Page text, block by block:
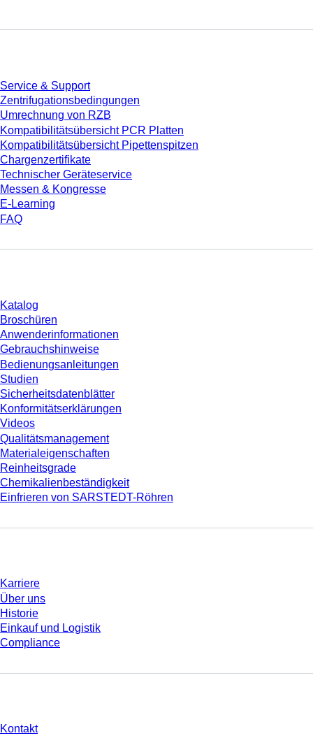
Service & Support
Zentrifugationsbedingungen
Umrechnung von RZB
Kompatibilitätsübersicht PCR Platten
Kompatibilitätsübersicht Pipettenspitzen
Chargenzertifikate
Technischer Geräteservice
Messen & Kongresse
E-Learning
FAQ
Katalog
Broschüren
Anwenderinformationen
Gebrauchshinweise
Bedienungsanleitungen
Studien
Sicherheitsdatenblätter
Konformitätserklärungen
Videos
Qualitätsmanagement
Materialeigenschaften
Reinheitsgrade
Chemikalienbeständigkeit
Einfrieren von SARSTEDT-Röhren
Karriere
Über uns
Historie
Einkauf und Logistik
Compliance
Kontakt